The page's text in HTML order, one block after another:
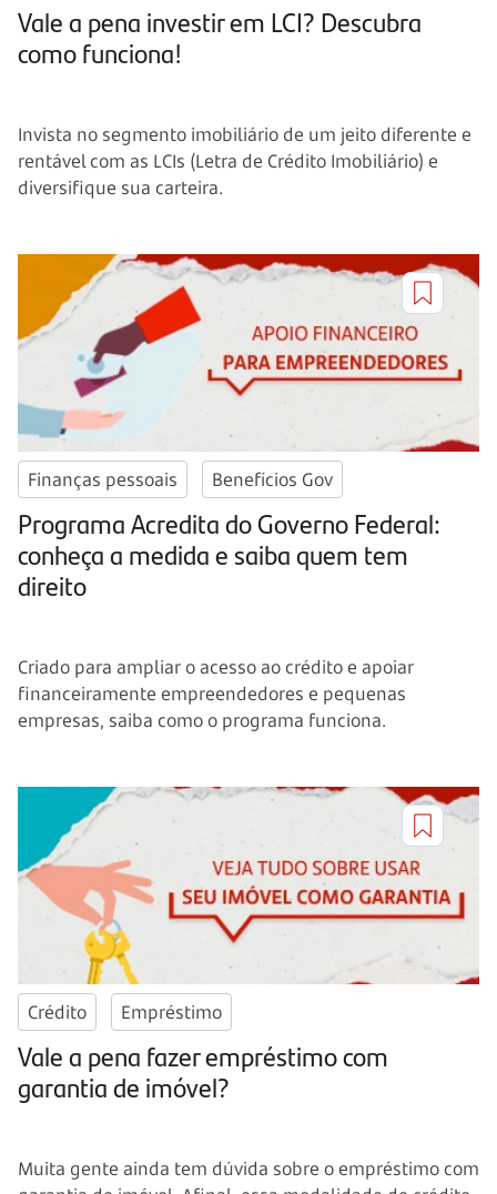
Vale a pena investir em LCI? Descubra
como funciona!
Invista no segmento imobiliário de um jeito diferente e
rentável com as LCIs (Letra de Crédito Imobiliário) e
diversifique sua carteira.
Finanças pessoais Benefícios Gov
Programa Acredita do Governo Federal:
conheça a medida e saiba quem tem
direito
Criado para ampliar o acesso ao crédito e apoiar
financeiramente empreendedores e pequenas
empresas, saiba como o programa funciona.
Crédito Empréstimo
Vale a pena fazer empréstimo com
garantia de imóvel?
Muita gente ainda tem dúvida sobre o empréstimo com